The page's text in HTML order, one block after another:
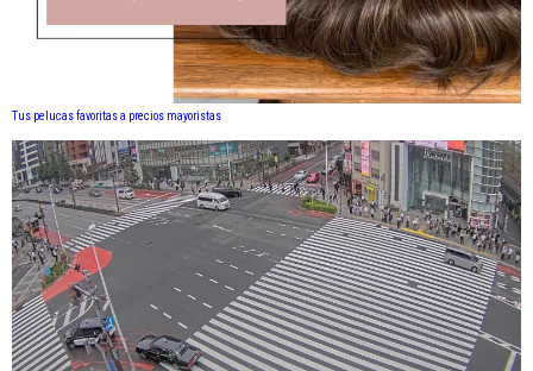
Tus pelucas favoritas a precios mayoristas